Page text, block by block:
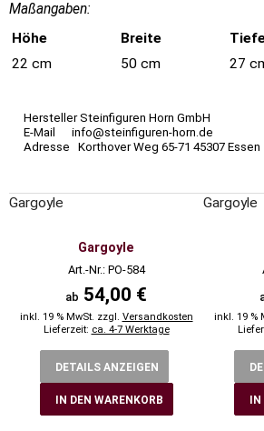
Maßangaben:
Höhe
Breite
22 cm
50 cm 27
Hersteller Steinfiguren Horn GmbH
E-Mail info@steinfiguren-horn.de
Adresse Korthover Weg 65-71 45307 Essen
Gargoyle
Gargoyle
Art.-Nr.: PO-584
ab 54,00 €
inkl. 19 % MwSt. zzgl. Versandkosten
Lieferzeit: ca. 4-7 Werktage
DETAILS ANZEIGEN
IN DEN WARENKORB
Gargoyle
inkl. 19 %